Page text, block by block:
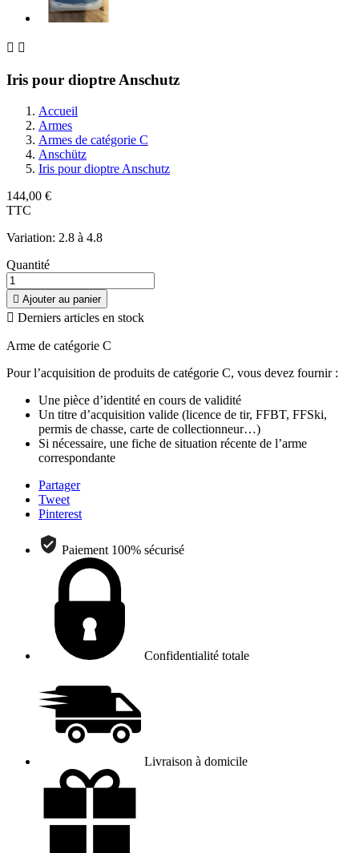
 
Iris pour dioptre Anschutz
Accueil
Armes
Armes de catégorie C
Anschütz
Iris pour dioptre Anschutz
144,00 €
TTC
Variation: 2.8 à 4.8
Quantité
 Ajouter au panier
 Derniers articles en stock
Arme de catégorie C
Pour l’acquisition de produits de catégorie C, vous devez fournir :
Une pièce d’identité en cours de validité
Un titre d’acquisition valide (licence de tir, FFBT, FFSki,
permis de chasse, carte de collectionneur…)
Si nécessaire, une fiche de situation récente de l’arme
correspondante
Partager
Tweet
Pinterest
Paiement 100% sécurisé
Confidentialité totale
Livraison à domicile